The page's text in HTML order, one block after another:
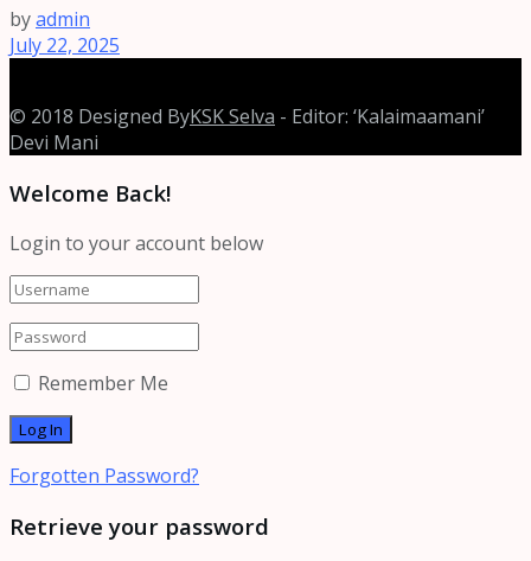
byadmin
July 22, 2025
© 2018 Designed ByKSK Selva - Editor: ‘Kalaimaamani’
Devi Mani
Welcome Back!
Login to your account below
Remember Me
Forgotten Password?
Retrieve your password